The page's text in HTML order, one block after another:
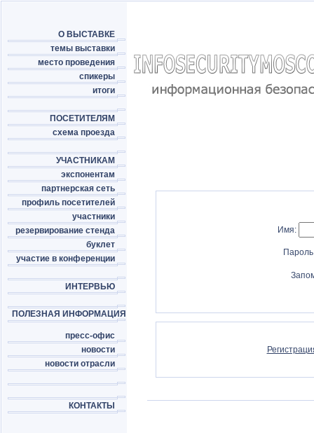
О ВЫСТАВКЕ
темы выставки
место проведения
спикеры
итоги
ПОСЕТИТЕЛЯМ
схема проезда
УЧАСТНИКАМ
экспонентам
партнерская сеть
профиль посетителей
участники
резервирование стенда
буклет
участие в конференции
ИНТЕРВЬЮ
ПОЛЕЗНАЯ ИНФОРМАЦИЯ
пресс-офис
новости
новости отрасли
КОНТАКТЫ
Имя: